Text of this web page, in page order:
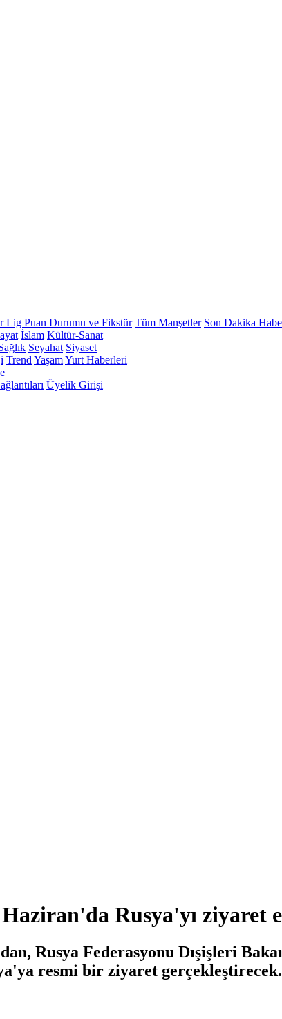
Lig Puan Durumu ve Fikstür Tüm Manşetler Son Dakika
İslam Kültür-Sanat
Seyahat Siyaset
Trend YaşamYurt Haberleri
Üyelik Girişi
Rusya'yı ziyaret
Rusya Federasyonu Dışişleri
resmi bir ziyaret gerçekleştirecek.